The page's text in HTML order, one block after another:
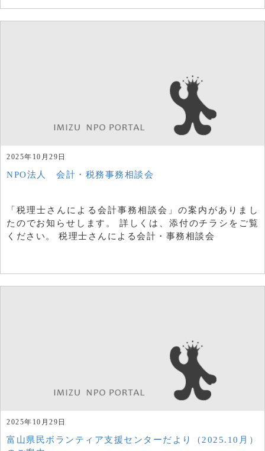
2025年10月29日
NPO法人 会計・税務事務相談会
「税理士さんによる会計事務相談会」の案内がありまし
たのでお知らせします。 詳しくは、添付のチラシをご覧
ください。 税理士さんによる会計・事務相談会
2025年10月29日
富山県民ボランティア支援センターだより（2025.10月）